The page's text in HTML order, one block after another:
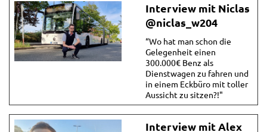
Interview mit Niclas
@niclas_w204
“Wo hat man schon die
Gelegenheit einen
300.000€ Benz als
Dienstwagen zu fahren und
in einem Eckbüro mit toller
Aussicht zu sitzen?!"
Interview mit Alex